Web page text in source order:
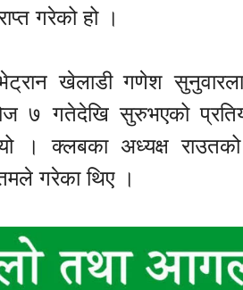
गरेको हो ।
खेलाडी गणेश
७ गतेदेखि सुरुभएको
। क्लबका अध्यक्ष राउतको
गरेका थिए ।